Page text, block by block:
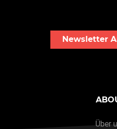
Newsletter
Über